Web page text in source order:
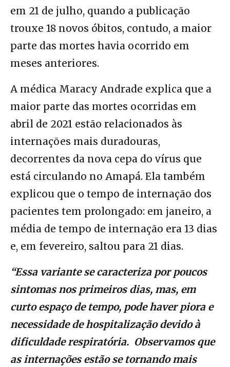
em 21 de julho, quando a publicação
trouxe 18 novos óbitos, contudo, a maior
parte das mortes havia ocorrido em
meses anteriores.
A médica Maracy Andrade explica que a
maior parte das mortes ocorridas em
abril de 2021 estão relacionados às
internações mais duradouras,
decorrentes da nova cepa do vírus que
está circulando no Amapá. Ela também
explicou que o tempo de internação dos
pacientes tem prolongado: em janeiro, a
média de tempo de internação era 13 dias
e, em fevereiro, saltou para 21 dias.
“Essa variante se caracteriza por poucos
sintomas nos primeiros dias, mas, em
curto espaço de tempo, pode haver piora e
necessidade de hospitalização devido à
dificuldade respiratória. Observamos que
as internações estão se tornando mais